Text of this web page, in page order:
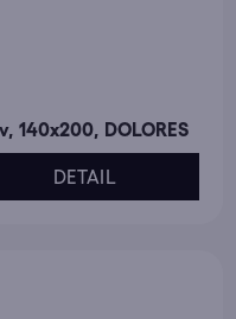
140x200, DOLORES
DETAIL